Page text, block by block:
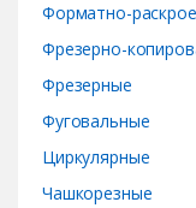
Форматно-
Фрезерно-
Фрезерные
Фуговальные
Циркулярные
Чашкорезные